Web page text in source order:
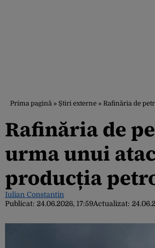
Prima pagină » Știri externe » Rafinăria de
Rafinăria de
urma unui
producția
Iulian Constantin
Publicat: 24.06.2026, 17:59Actualizat: